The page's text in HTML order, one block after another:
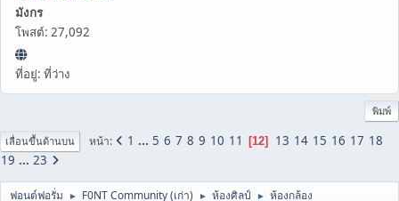
มังกร
โพสต์: 27,092
ที่อยู่: ที่ว่าง
พิมพ์
เลื่อนขึ้นด้านบน หน้า 1 ... 5 6 7 8 9 10 11 12 13 14 15 16 17 18
19 ... 23
ฟอนต์ฟอรั่ม ► F0NT Community (เก่า) ► ห้องศิลป์ ► ห้องกล้อง